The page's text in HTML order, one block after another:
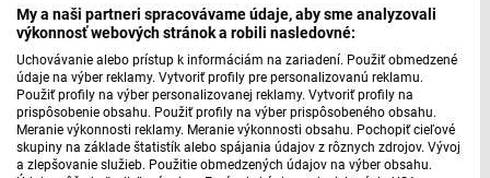
My a naši partneri spracovávame údaje, aby sme analyzovali
výkonnosť webových stránok a robili nasledovné:
Uchovávanie alebo prístup k informáciám na zariadení. Použiť obmedzené
údaje na výber reklamy. Vytvoriť profily pre personalizovanú reklamu.
Použiť profily na výber personalizovanej reklamy. Vytvoriť profily na
prispôsobenie obsahu. Použiť profily na výber prispôsobeného obsahu.
Meranie výkonnosti reklamy. Meranie výkonnosti obsahu. Pochopiť cieľové
skupiny na základe štatistík alebo spájania údajov z rôznych zdrojov. Vývoj
a zlepšovanie služieb. Použitie obmedzených údajov na výber obsahu.
Výstava Svet podľa Lichnera | Kultúrny bedeker